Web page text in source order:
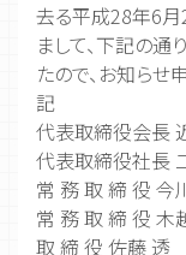
去る平成28年6
まして、下記の
たので、お知らせ
記
代表取締役会長
代表取締役社長
常 務 取 締 役 今
常 務 取 締 役 木
取 締 役 佐藤 透